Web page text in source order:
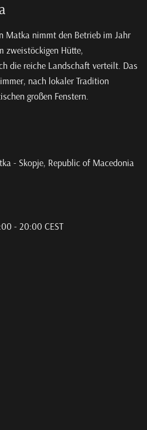
Matka nimmt den Betrieb im Jahr
zweistöckigen Hütte,
die reiche Landschaft verteilt. Das
nach lokaler Tradition
großen Fenstern.
- Skopje, Republic of Macedonia
- 20:00 CEST